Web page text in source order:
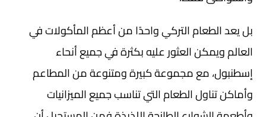
بل يعد الطعام التركي واحدًا من أعظم المأكولات في
العالم ويمكن العثور عليه بكثرة في جميع أنحاء
إسطنبول، مع مجموعة كبيرة ومتنوعة من المطاعم
وأماكن تناول الطعام التي تناسب جميع الميزانيات